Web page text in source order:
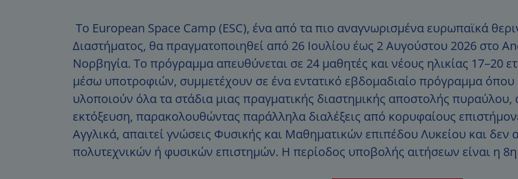
Το European Space Camp (ESC), ένα από τα πιο αναγνωρισμένα ευρωπαϊκά
Διαστήματος, θα πραγματοποιηθεί από 26 Ιουλίου έως 2 Αυγούστου 2026 στο
Νορβηγία. Το πρόγραμμα απευθύνεται σε 24 μαθητές και νέους ηλικίας 17–20
μέσω υποτροφιών, συμμετέχουν σε ένα εντατικό εβδομαδιαίο πρόγραμμα όπου
υλοποιούν όλα τα στάδια μιας πραγματικής διαστημικής αποστολής
εκτόξευση, παρακολουθώντας παράλληλα διαλέξεις από κορυφαίους
Αγγλικά, απαιτεί γνώσεις Φυσικής και Μαθηματικών επιπέδου Λυκείου και
πολυτεχνικών ή φυσικών επιστημών. Η περίοδος υποβολής αιτήσεων είναι η